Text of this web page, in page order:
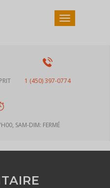
1 (450) 397-0774
SAM-DIM: FERMÉ